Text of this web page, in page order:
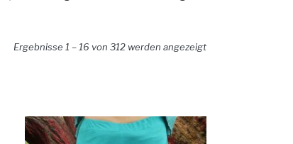
Ergebnisse 1 – 16 von 312 werden angezeigtNach Aktualität sortiert